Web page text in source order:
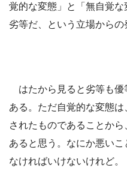
覚的な変態」と「無自覚
劣等だ、という立場からの
はたから見ると劣等も優
ある。ただ自覚的な変態
されたものであることか
あると思う。なにか悪い
なければいけないけれど。